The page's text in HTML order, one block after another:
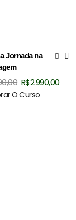
Jornada na
O
preço
R$2.990,00O
O Curso